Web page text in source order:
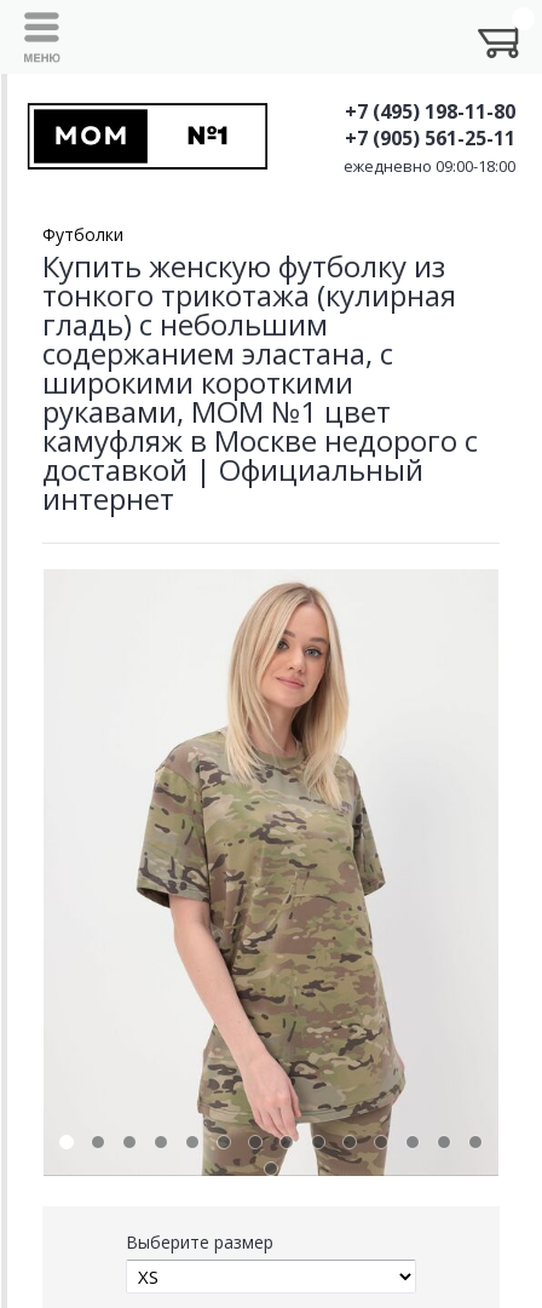
+7 (495) 198-11-80
+7 (905) 561-25-11
ежедневно 09:00-18:00
Футболки
Купить женскую футболку из
тонкого трикотажа (кулирная
гладь) с небольшим
содержанием эластана, с
широкими короткими
рукавами, MOM №1 цвет
камуфляж в Москве недорого с
доставкой | Официальный
интернет
Выберите размер